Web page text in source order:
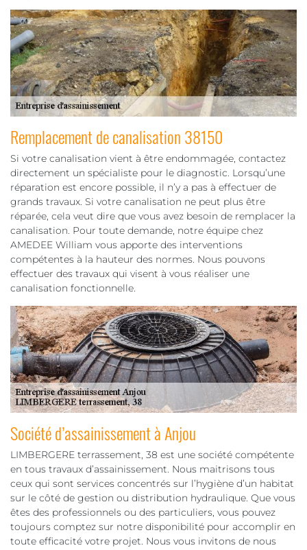
Remplacement de canalisation 38150
Si votre canalisation vient à être endommagée, contactez
directement un spécialiste pour le diagnostic. Lorsqu’une
réparation est encore possible, il n’y a pas à effectuer de
grands travaux. Si votre canalisation ne peut plus être
réparée, cela veut dire que vous avez besoin de remplacer la
canalisation. Pour toute demande, notre équipe chez
AMEDEE William vous apporte des interventions
compétentes à la hauteur des normes. Nous pouvons
effectuer des travaux qui visent à vous réaliser une
canalisation fonctionnelle.
Société d’assainissement à Anjou
LIMBERGERE terrassement, 38 est une société compétente
en tous travaux d’assainissement. Nous maitrisons tous
ceux qui sont services concentrés sur l’hygiène d’un habitat
sur le côté de gestion ou distribution hydraulique. Que vous
êtes des professionnels ou des particuliers, vous pouvez
toujours comptez sur notre disponibilité pour accomplir en
toute efficacité votre projet. Nous vous invitons de nous